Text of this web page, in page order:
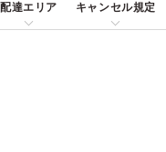
配達エリア キャンセル規定